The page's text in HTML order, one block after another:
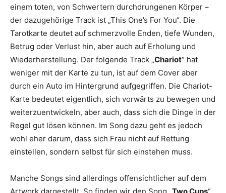
einem toten, von Schwertern durchdrungenen Körper –
der dazugehörige Track ist „This One’s For You“. Die
Tarotkarte deutet auf schmerzvolle Enden, tiefe Wunden,
Betrug oder Verlust hin, aber auch auf Erholung und
Wiederherstellung. Der folgende Track „Chariot“ hat
weniger mit der Karte zu tun, ist auf dem Cover aber
durch ein Auto im Hintergrund aufgegriffen. Die Chariot-
Karte bedeutet eigentlich, sich vorwärts zu bewegen und
weiterzuentwickeln, aber auch, dass sich die Dinge in der
Regel gut lösen können. Im Song dazu geht es jedoch
wohl eher darum, dass sich Frau nicht auf Rettung
einstellen, sondern selbst für sich einstehen muss.
Manche Songs sind allerdings offensichtlicher auf dem